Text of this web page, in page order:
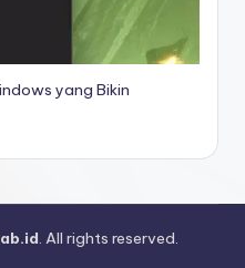
yang Bikin
. All rights reserved.